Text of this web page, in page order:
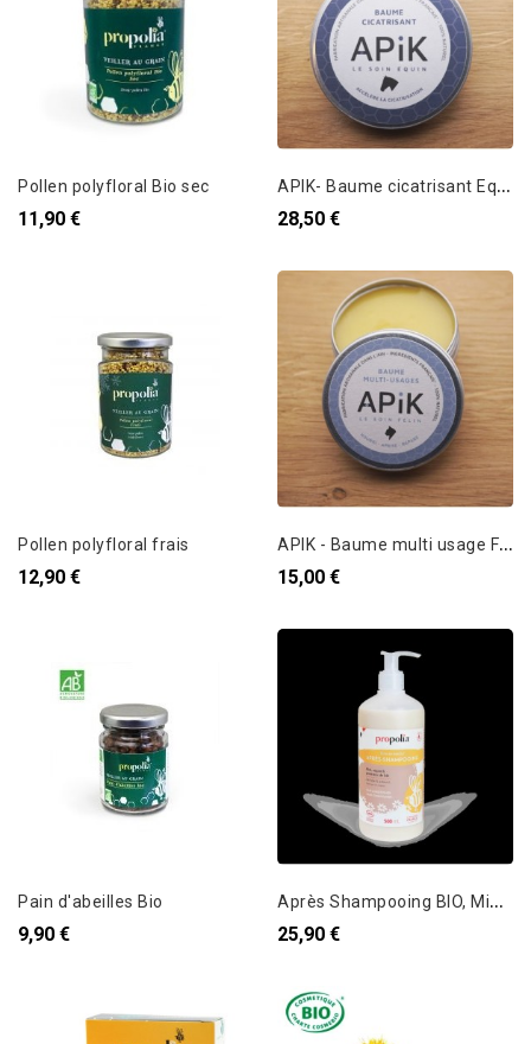
Pollen polyfloral Bio sec
11,90 €
A
PIK- Baume cicatrisant Equin - 150 ml
28,50 €
Pollen polyfloral frais
12,90 €
A
PIK - Baume multi usage Félin - 50ml
15,00 €
Pain d'abeilles Bio
9,90 €
A
près Shampooing BIO, Miel , Argan & Protéines de blé
25,90 €